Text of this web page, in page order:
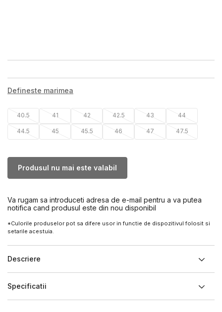
Defineste marimea
40.5 41 42 42.5 43 44
44.5 45 45.5 46 47 47.5
Produsul nu mai este valabil
Va rugam sa introduceti adresa de e-mail pentru a va putea
notifica cand produsul este din nou disponibil
*Culorile produselor pot sa difere usor in functie de dispozitivul folosit si
setarile acestuia.
Descriere
Specificatii